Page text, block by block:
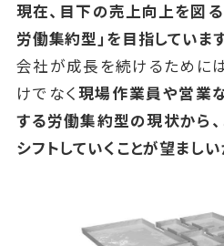
現在、目下の売上向上を図る
労働集約型」を目指しています
会社が成長を続けるために
けでなく現場作業員や営業
する労働集約型の現状から
シフトしていくことが望ましい